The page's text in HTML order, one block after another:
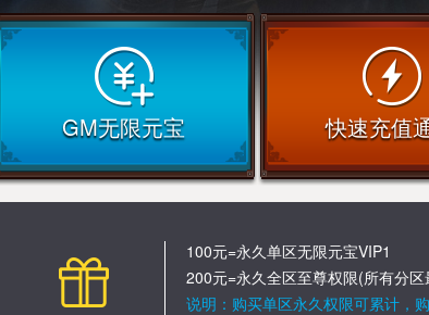
GM无限元宝 快速充值
100元=永久单区无限元宝VIP1
200元=永久全区至尊权限(所有分
说明：购买单区永久权限可累计，